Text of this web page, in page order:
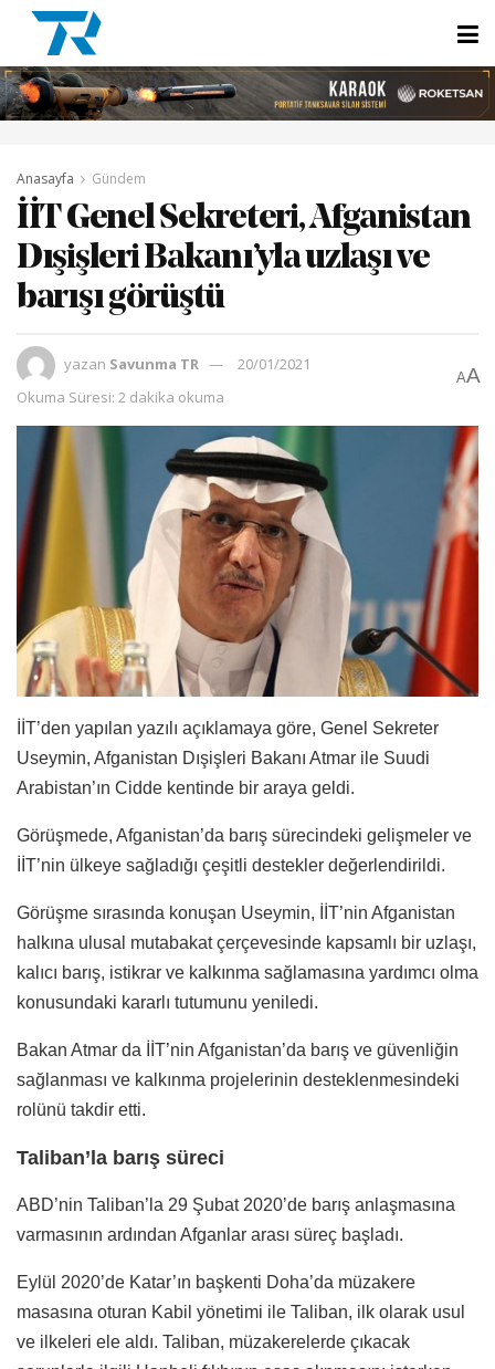
Anasayfa Gündem
İİT Genel Sekreteri, Afganistan
Dışişleri Bakanı’yla uzlaşı ve
barışı görüştü
yazan Savunma TR
20/01/2021
Okuma Süresi: 2 dakika okuma
AA
İİT’den yapılan yazılı açıklamaya göre, Genel Sekreter
Useymin, Afganistan Dışişleri Bakanı Atmar ile Suudi
Arabistan’ın Cidde kentinde bir araya geldi.
Görüşmede, Afganistan’da barış sürecindeki gelişmeler ve
İİT’nin ülkeye sağladığı çeşitli destekler değerlendirildi.
Görüşme sırasında konuşan Useymin, İİT’nin Afganistan
halkına ulusal mutabakat çerçevesinde kapsamlı bir uzlaşı,
kalıcı barış, istikrar ve kalkınma sağlamasına yardımcı olma
konusundaki kararlı tutumunu yeniledi.
Bakan Atmar da İİT’nin Afganistan’da barış ve güvenliğin
sağlanması ve kalkınma projelerinin desteklenmesindeki
rolünü takdir etti.
Taliban’la barış süreci
ABD’nin Taliban’la 29 Şubat 2020’de barış anlaşmasına
varmasının ardından Afganlar arası süreç başladı.
Eylül 2020’de Katar’ın başkenti Doha’da müzakere
masasına oturan Kabil yönetimi ile Taliban, ilk olarak usul
ve ilkeleri ele aldı. Taliban, müzakerelerde çıkacak